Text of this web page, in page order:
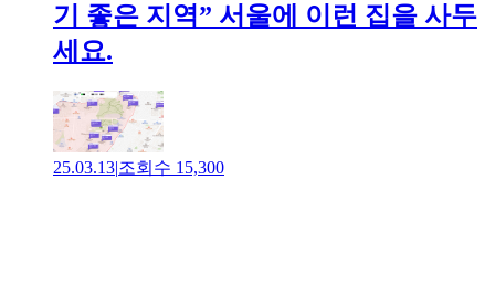
기 좋은 지역” 서울에 이런 집을 사두
세요.
25.03.13|조회수 15,300